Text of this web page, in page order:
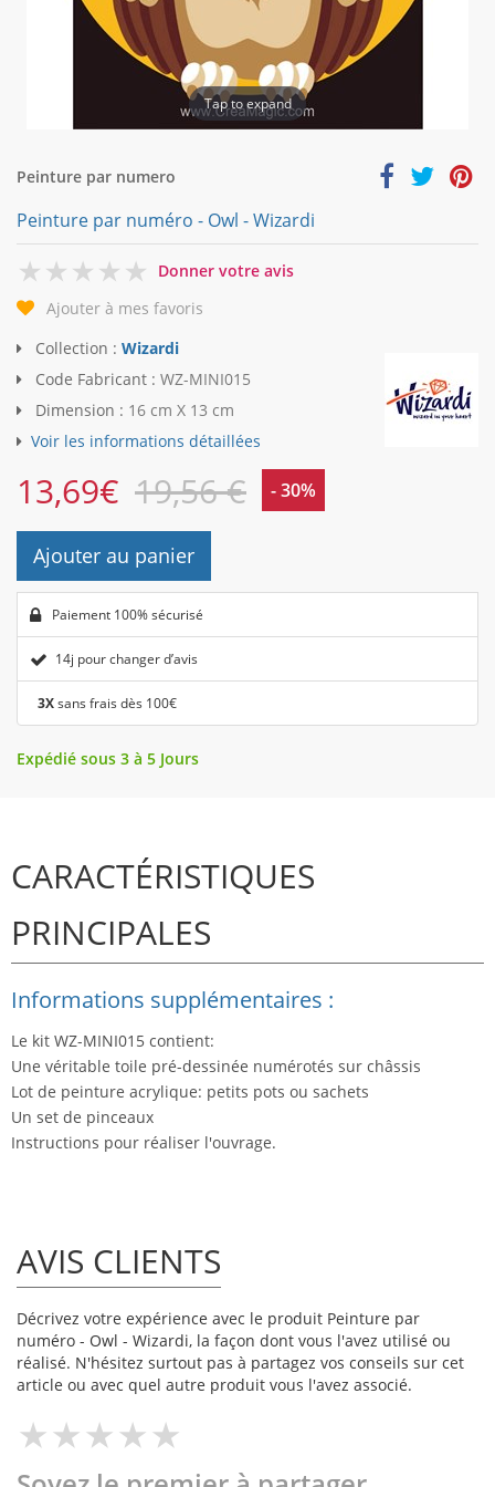
Tap to expand
Peinture par numero
Peinture par numéro - Owl - Wizardi
0
Donner votre avis
Ajouter à mes favoris
Collection : Wizardi
Code Fabricant : WZ-MINI015
Dimension : 16 cm X 13 cm
Voir les informations détaillées
13,69€ 19,56 € - 30%
Ajouter au panier
Paiement 100% sécurisé
14j pour changer d’avis
3Xsans frais dès 100€
Expédié sous 3 à 5 Jours
CARACTÉRISTIQUES
PRINCIPALES
Informations supplémentaires :
Le kit WZ-MINI015 contient:
Une véritable toile pré-dessinée numérotés sur châssis
Lot de peinture acrylique: petits pots ou sachets
Un set de pinceaux
Instructions pour réaliser l'ouvrage.
AVIS CLIENTS
Décrivez votre expérience avec le produit Peinture par
numéro - Owl - Wizardi, la façon dont vous l'avez utilisé ou
réalisé. N'hésitez surtout pas à partagez vos conseils sur cet
article ou avec quel autre produit vous l'avez associé.